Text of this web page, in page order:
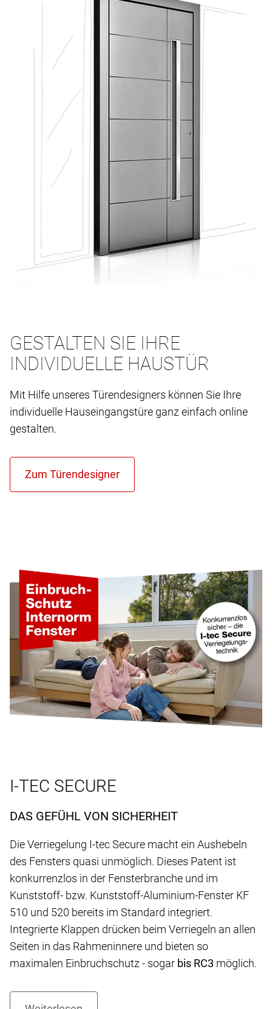
GESTALTEN SIE IHRE
INDIVIDUELLE HAUSTÜR
Mit Hilfe unseres Türendesigners können Sie Ihre
individuelle Hauseingangstüre ganz einfach online
gestalten.
I-TEC SECURE
DAS GEFÜHL VON SICHERHEIT
Die Verriegelung I-tec Secure macht ein Aushebeln
des Fensters quasi unmöglich. Dieses Patent ist
konkurrenzlos in der Fensterbranche und im
Kunststoff- bzw. Kunststoff-Aluminium-Fenster KF
510 und 520 bereits im Standard integriert.
Integrierte Klappen drücken beim Verriegeln an allen
Seiten in das Rahmeninnere und bieten so
maximalen Einbruchschutz - sogar bis RC3 möglich.